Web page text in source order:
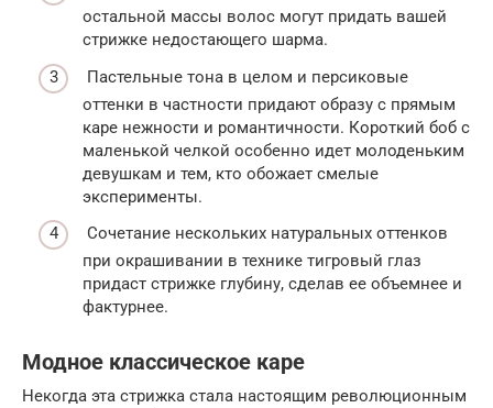
остальной массы волос могут придать вашей
стрижке недостающего шарма.
Пастельные тона в целом и персиковые
оттенки в частности придают образу с прямым
каре нежности и романтичности. Короткий боб с
маленькой челкой особенно идет молоденьким
девушкам и тем, кто обожает смелые
эксперименты.
Сочетание нескольких натуральных оттенков
при окрашивании в технике тигровый глаз
придаст стрижке глубину, сделав ее объемнее и
фактурнее.
Модное классическое каре
Некогда эта стрижка стала настоящим революционным